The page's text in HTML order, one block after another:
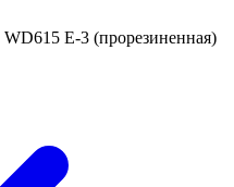
Е-3 (прорезиненная)